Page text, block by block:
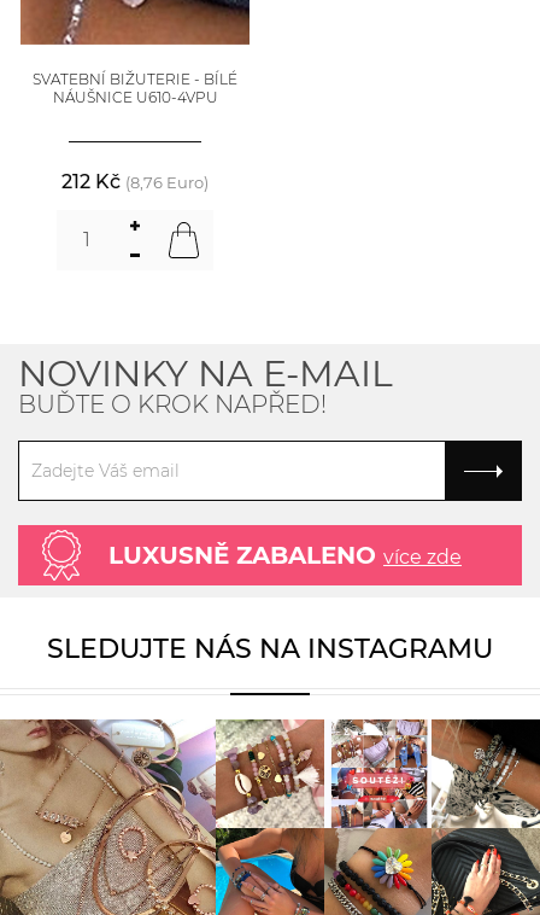
SVATEBNÍ BIŽUTERIE - BÍLÉ
NÁUŠNICE U610-4VPU
212 Kč (8,76 Euro)
NOVINKY NA E-MAIL
BUĎTE O KROK NAPŘED!
LUXUSNĚ ZABALENO více zde
SLEDUJTE NÁS NA INSTAGRAMU